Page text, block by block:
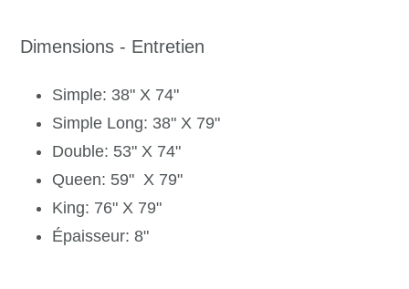
Dimensions - Entretien
Simple: 38" X 74"
Simple Long: 38" X 79"
Double: 53" X 74"
Queen: 59" X 79"
King: 76" X 79"
Épaisseur: 8"